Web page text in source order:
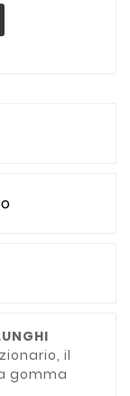
il
gomma